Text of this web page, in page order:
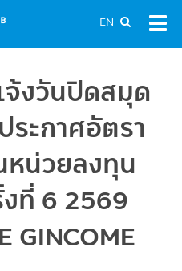
EN
งวันปิดสมุด
ระกาศอัตรา
หน่วยลงทุน
ที่ 6 2569
GINCOME